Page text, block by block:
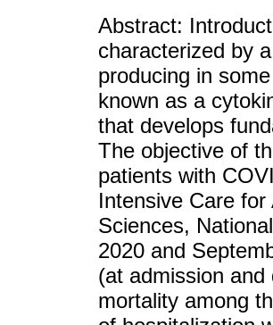
Abstract:
characterized by
producing in
known as a
that develops
The objective of
patients with
Intensive Care
Sciences,
2020 and
(at admission
mortality among